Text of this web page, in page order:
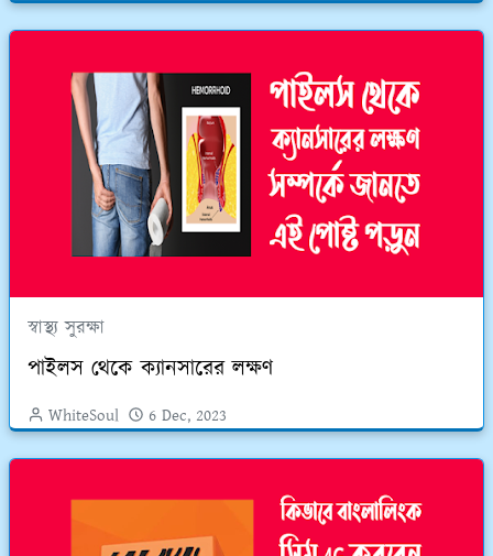
স্বাস্থ্য সুরক্ষা
পাইলস থেকে ক্যানসারের লক্ষণ
WhiteSoul 6 Dec, 2023